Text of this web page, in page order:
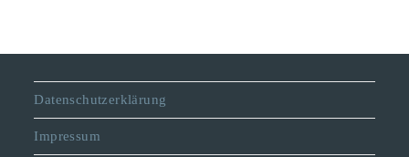
Datenschutzerklärung
Impressum